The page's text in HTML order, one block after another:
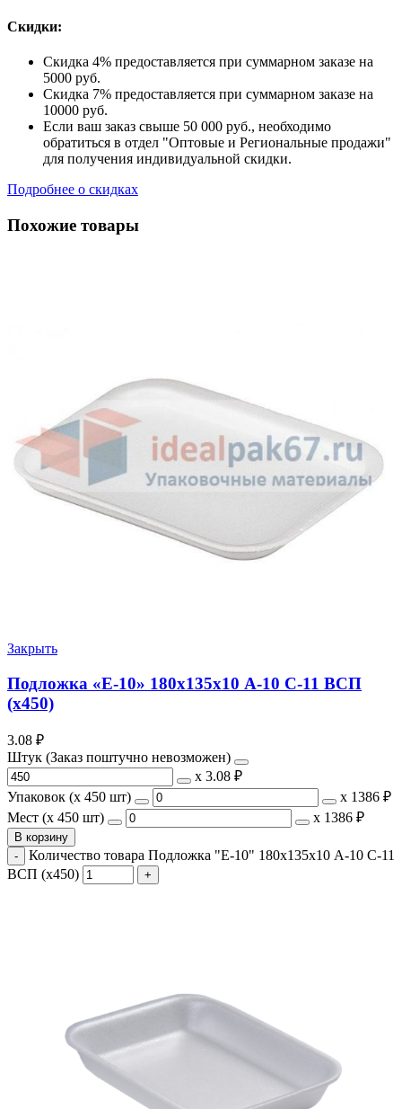
Скидки:
Скидка 4% предоставляется при суммарном заказе на
5000 руб.
Скидка 7% предоставляется при суммарном заказе на
10000 руб.
Если ваш заказ свыше 50 000 руб., необходимо
обратиться в отдел "Оптовые и Региональные продажи"
для получения индивидуальной скидки.
Подробнее о скидках
Похожие товары
Закрыть
Подложка «Е-10» 180х135х10 А-10 С-11 ВСП
(х450)
3.08 ₽
Штук (Заказ поштучно невозможен)
х 3.08 ₽
Упаковок (x 450 шт)
х 1386 ₽
Мест (x 450 шт)
х 1386 ₽
В корзину
Количество товара Подложка "Е-10" 180х135х10 А-10 С-11
ВСП (х450)